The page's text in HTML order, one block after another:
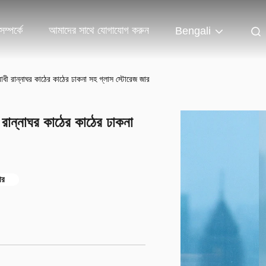
আমাদের সাথে যোগাযোগ করুন Bengali
রান্নাঘর কাঠের কাঠের ঢাকনা সহ গ্লাস স্টোরেজ জার
কাঠের কাঠের ঢাকনা